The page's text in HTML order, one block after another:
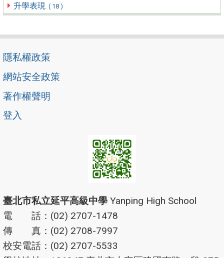
升學表現 ( 18 )
隱私權政策
網站安全政策
著作權聲明
登入
臺北市私立延平高級中學 Yanping High School
電 話：(02) 2707-1478
傳 真：(02) 2708-7997
校安電話：(02) 2707-5533